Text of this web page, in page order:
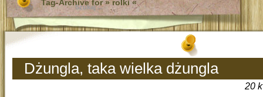
Tag-Archive for » rolki «
Dżungla, taka wielka dżungla
20